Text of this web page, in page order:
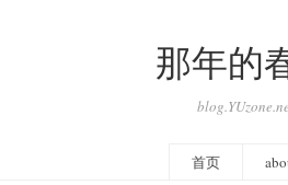
那年的
首页